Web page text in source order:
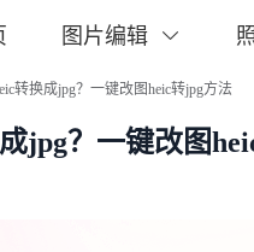
图片编辑
转换成jpg？一键改图heic转jpg方法
jpg？一键改图